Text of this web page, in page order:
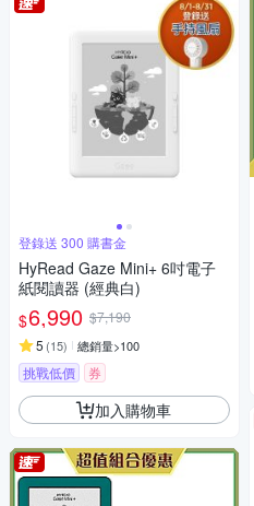
登錄送 300 購書金
HyRead Gaze Mini+ 6吋電子
紙閱讀器 (經典白)
$6,990 $7,190
5 (15) 總銷量>100
挑戰低價 券
加入購物車